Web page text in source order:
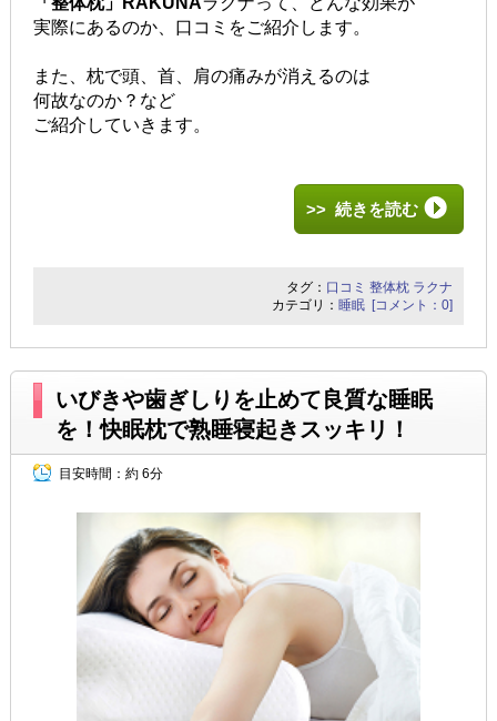
実際にあるのか、口コミをご紹介します。
また、枕で頭、首、肩の痛みが消えるのは
何故なのか？など
ご紹介していきます。
>> 続きを読む
タグ： 口コミ 整体枕 ラクナ
カテゴリ：睡眠 [コメント：0]
いびきや歯ぎしりを止めて良質な睡眠
を！快眠枕で熟睡寝起きスッキリ！
目安時間： 約 6分